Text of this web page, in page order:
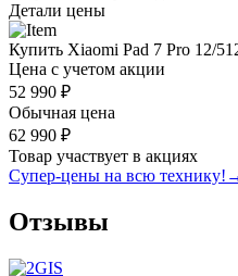
Детали цены
Купить Xiaomi Pad 7 Pro 12/
Цена с учетом акции
52 990 ₽
Обычная цена
62 990 ₽
Товар участвует в акциях
Супер-цены на всю технику!
Отзывы